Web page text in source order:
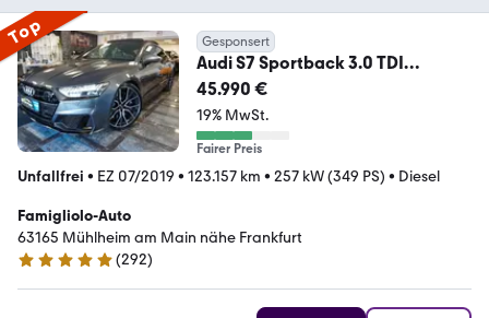
Top Gesponsert
Audi S7 Sportback 3.0 TDI
quattro/Pano/Matrix/Allradl
45.990 €
19% MwSt.
Fairer Preis
Unfallfrei • EZ 07/2019 • 123.157 km • 257 kW (349 PS) • Diesel
Famigliolo-Auto
63165 Mühlheim am Main nähe Frankfurt
5 Sterne
(292)